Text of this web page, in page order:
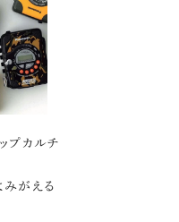
プカルチ
みがえる